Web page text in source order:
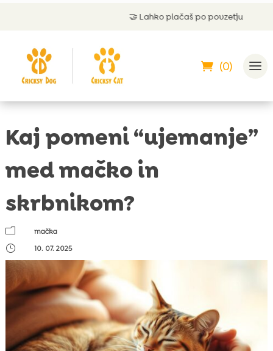
Lahko plačaš po povzetju
(0)
Kaj pomeni “ujemanje”
med mačko in
skrbnikom?
m
mačka
}
10. 07. 2025